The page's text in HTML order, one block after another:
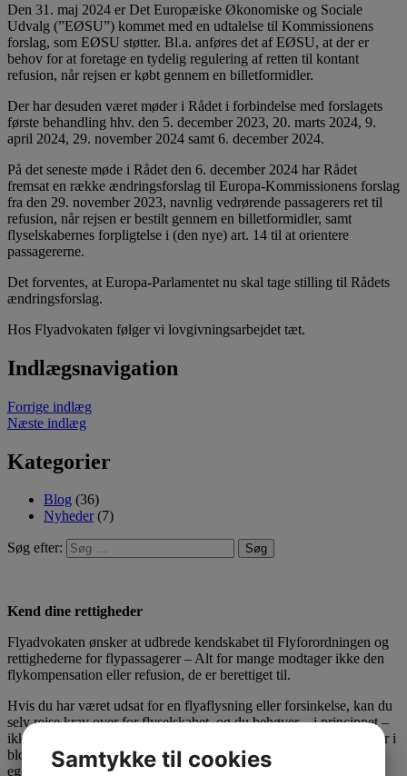
Den 31. maj 2024 er Det Europæiske Økonomiske og Sociale
Udvalg (”EØSU”) kommet med en udtalelse til Kommissionens
forslag, som EØSU støtter. Bl.a. anføres det af EØSU, at der er
behov for at foretage en tydelig regulering af retten til kontant
refusion, når rejsen er købt gennem en billetformidler.
Der har desuden været møder i Rådet i forbindelse med forslagets
første behandling hhv. den 5. december 2023, 20. marts 2024, 9.
april 2024, 29. november 2024 samt 6. december 2024.
På det seneste møde i Rådet den 6. december 2024 har Rådet
fremsat en række ændringsforslag til Europa-Kommissionens forslag
fra den 29. november 2023, navnlig vedrørende passagerers ret til
refusion, når rejsen er bestilt gennem en billetformidler, samt
flyselskabernes forpligtelse i (den nye) art. 14 til at orientere
passagererne.
Det forventes, at Europa-Parlamentet nu skal tage stilling til Rådets
ændringsforslag.
Hos Flyadvokaten følger vi lovgivningsarbejdet tæt.
Indlægsnavigation
Forrige indlæg
Næste indlæg
Kategorier
Blog (36)
Nyheder (7)
Søg efter:
Kend dine rettigheder
Flyadvokaten ønsker at udbrede kendskabet til Flyforordningen og
rettighederne for flypassagerer – Alt for mange modtager ikke den
flykompensation eller refusion, de er berettiget til.
Hvis du har været udsat for en flyaflysning eller forsinkelse, kan du
selv rejse krav over for flyselskabet, og du behøver – i princippet –
ikke hjælp fra nogen. Du kan læse meget mere om dine rettigheder i
bloggen her. Forhåbentlig kan du finde idéer og inspiration til din
egen sag.Samtykke til cookies